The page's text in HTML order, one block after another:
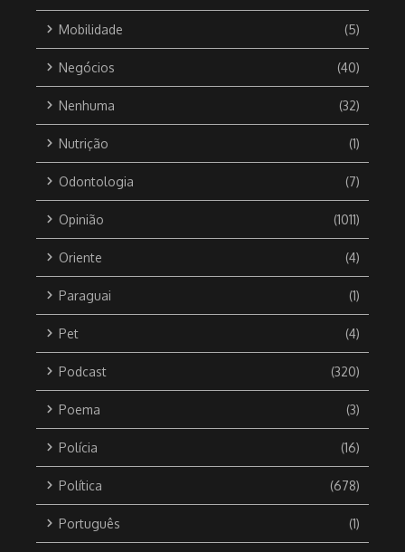
Mobilidade (5)
Negócios (40)
Nenhuma (32)
Nutrição (1)
Odontologia (7)
Opinião (1011)
Oriente (4)
Paraguai (1)
Pet (4)
Podcast (320)
Poema (3)
Polícia (16)
Política (678)
Português (1)